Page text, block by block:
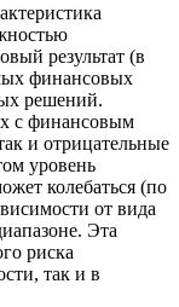
результат (в
финансовых
решений.
с финансовым
и отрицательные
уровень
колебаться (по
от вида
Эта
риска
так и в